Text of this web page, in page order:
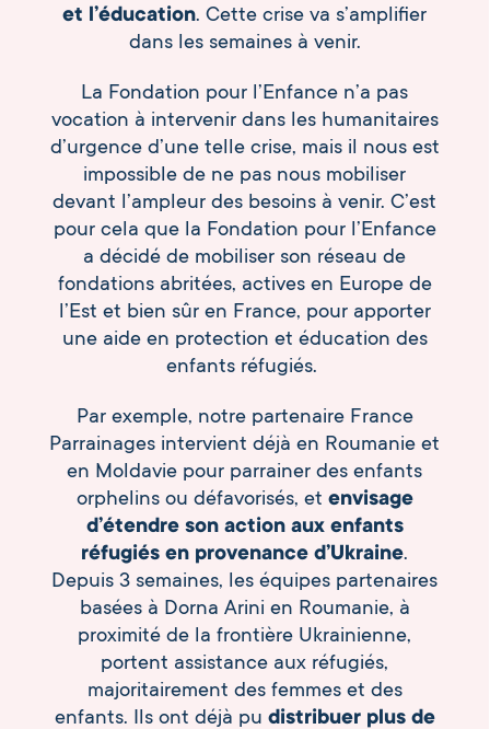
et l’éducation. Cette crise va s’amplifier
dans les semaines à venir.
La Fondation pour l’Enfance n’a pas
vocation à intervenir dans les humanitaires
d’urgence d’une telle crise, mais il nous est
impossible de ne pas nous mobiliser
devant l’ampleur des besoins à venir. C’est
pour cela que la Fondation pour l’Enfance
a décidé de mobiliser son réseau de
fondations abritées, actives en Europe de
l’Est et bien sûr en France, pour apporter
une aide en protection et éducation des
enfants réfugiés.
Par exemple, notre partenaire France
Parrainages intervient déjà en Roumanie et
en Moldavie pour parrainer des enfants
orphelins ou défavorisés, et envisage
d’étendre son action aux enfants
réfugiés en provenance d’Ukraine.
Depuis 3 semaines, les équipes partenaires
basées à Dorna Arini en Roumanie, à
proximité de la frontière Ukrainienne,
portent assistance aux réfugiés,
majoritairement des femmes et des
enfants. Ils ont déjà pu distribuer plus de